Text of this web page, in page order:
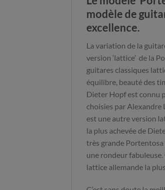
modèle de
excellence.
La variation de la
version ‘lattice’ de la
guitares classiques
équilibre, beauté des
Dieter Hopf est connu
choisies par Alexandre
est une autre version
la plus achevée de
très grande
une rondeur fabuleuse.
lattice allemande la